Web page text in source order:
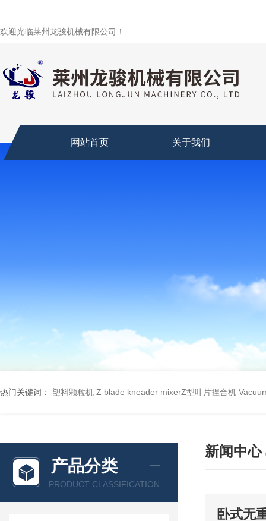
欢迎光临莱州龙骏机械有限公司！
网站首页 关于我们
热门关键词： 塑料颗粒机 Z blade kneader mixerZ型叶片捏合机
产品分类
PRODUCT CLASSIFICATION
新闻中心
卧式无